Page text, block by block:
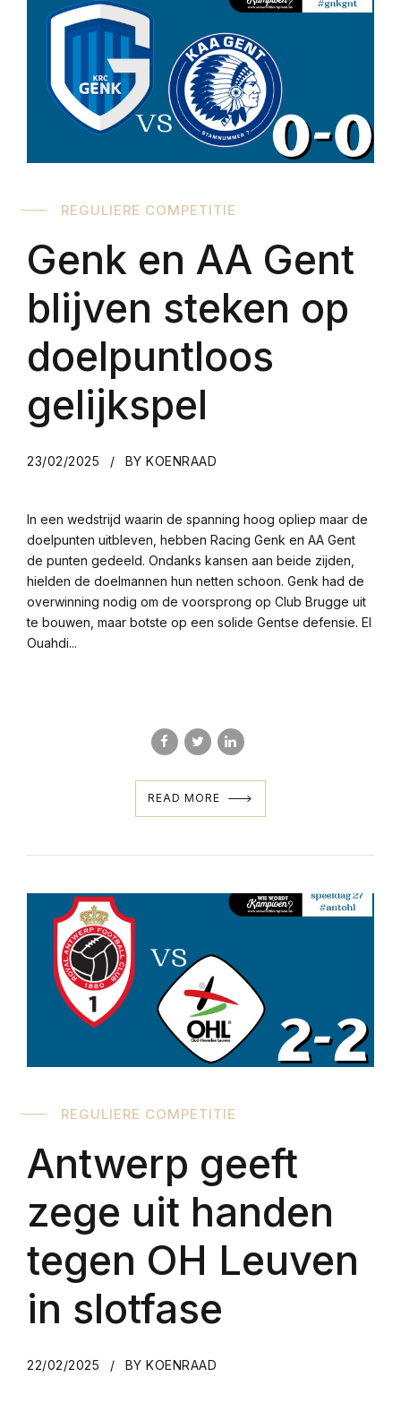
REGULIERE COMPETITIE
Genk en AA Gent
blijven steken op
doelpuntloos
gelijkspel
23/02/2025 BY KOENRAAD
In een wedstrijd waarin de spanning hoog opliep maar de
doelpunten uitbleven, hebben Racing Genk en AA Gent
de punten gedeeld. Ondanks kansen aan beide zijden,
hielden de doelmannen hun netten schoon. Genk had de
overwinning nodig om de voorsprong op Club Brugge uit
te bouwen, maar botste op een solide Gentse defensie. El
Ouahdi...
READ MORE
REGULIERE COMPETITIE
Antwerp geeft
zege uit handen
tegen OH Leuven
in slotfase
22/02/2025 BY KOENRAAD